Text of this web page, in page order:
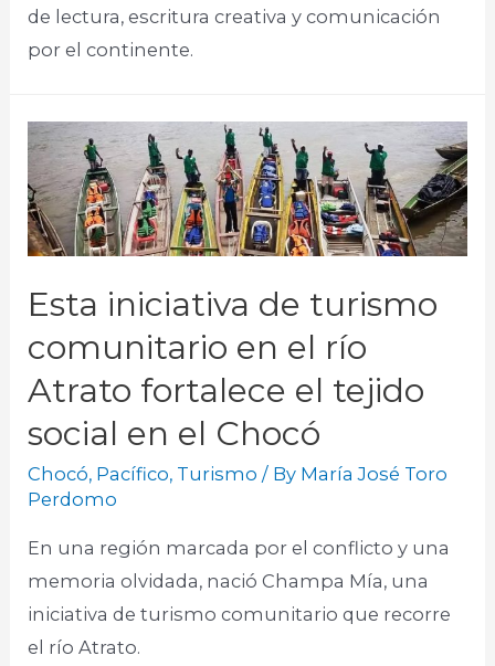
de lectura, escritura creativa y comunicación
por el continente.
Esta iniciativa de turismo
comunitario en el río
Atrato fortalece el tejido
social en el Chocó
Chocó, Pacífico, Turismo / By María José Toro
Perdomo
En una región marcada por el conflicto y una
memoria olvidada, nació Champa Mía, una
iniciativa de turismo comunitario que recorre
el río Atrato.